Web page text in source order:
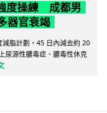
度操練 成都男
器官衰竭
脂計劃，45 日內減去約 20
尿源性膿毒症、膿毒性休克